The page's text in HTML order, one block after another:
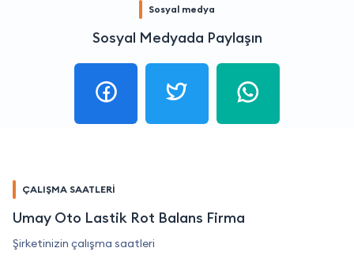
Sosyal medya
Sosyal Medyada Paylaşın
ÇALIŞMA SAATLERİ
Umay Oto Lastik Rot Balans Firma
Şirketinizin çalışma saatleri